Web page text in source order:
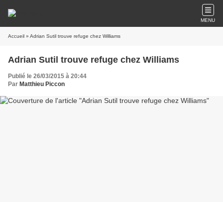
MENU
Accueil » Adrian Sutil trouve refuge chez Williams
Adrian Sutil trouve refuge chez Williams
Publié le 26/03/2015 à 20:44
Par Matthieu Piccon